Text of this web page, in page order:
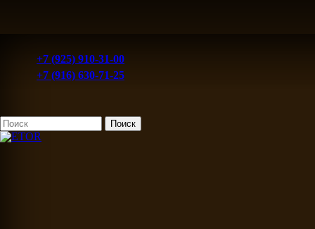
+7 (925) 910-31-00
+7 (916) 630-71-25